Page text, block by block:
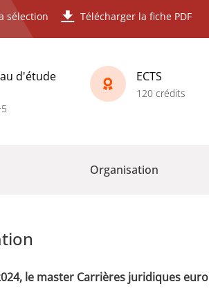
sélection Télécharger la fiche PDF
d'étude
ECTS
120 crédits
Organisation
le master Carrières juridiques